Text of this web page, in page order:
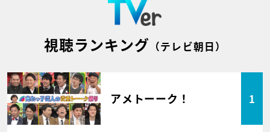
視聴ランキング （テレビ朝日）
アメトーーク！ 1